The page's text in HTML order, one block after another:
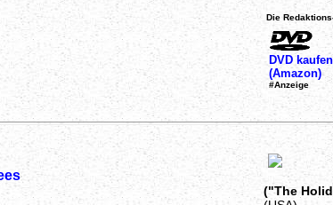
Die
DVD kaufen
(Amazon)
#Anzeige
("The